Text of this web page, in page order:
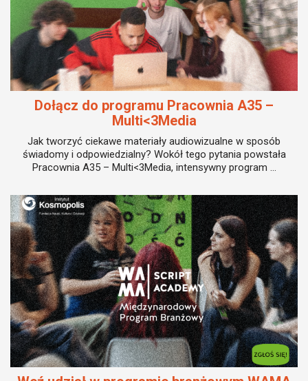
Dołącz do programu Pracownia A35 –
Multi<3Media
Jak tworzyć ciekawe materiały audiowizualne w sposób
świadomy i odpowiedzialny? Wokół tego pytania powstała
Pracownia A35 – Multi<3Media, intensywny program ...